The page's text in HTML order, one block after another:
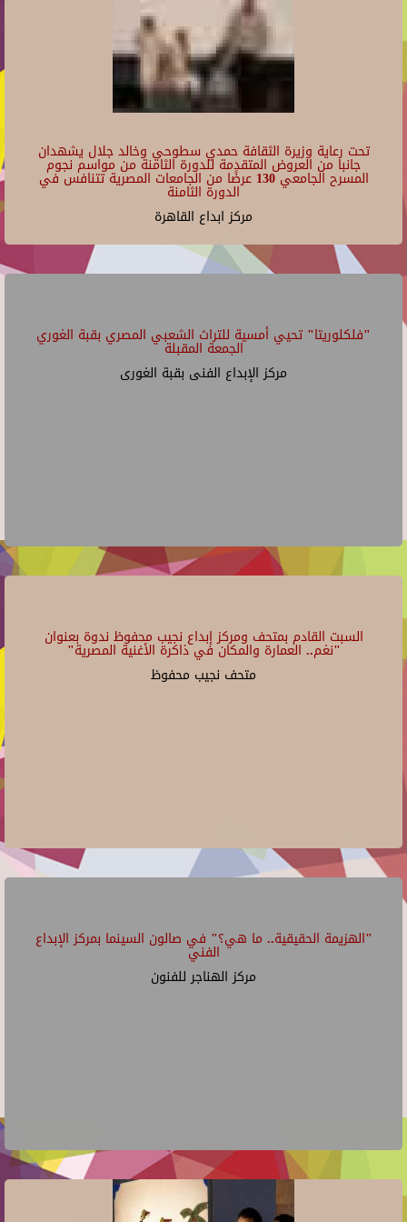
تحت رعاية وزيرة الثقافة حمدي سطوحي وخالد جلال يشهدان
جانبا من العروض المتقدمة للدورة الثامنة من مواسم نجوم
المسرح الجامعي 130 عرضًا من الجامعات المصرية تتنافس في
الدورة الثامنة
مركز ابداع القاهرة
"فلكلوريتا" تحيي أمسية للتراث الشعبي المصري بقبة الغوري
الجمعة المقبلة
مركز الإبداع الفنى بقبة الغورى
السبت القادم بمتحف ومركز إبداع نجيب محفوظ ندوة بعنوان
"نغم.. العمارة والمكان في ذاكرة الأغنية المصرية"
متحف نجيب محفوظ
"الهزيمة الحقيقية.. ما هي؟" في صالون السينما بمركز الإبداع
الفني
مركز الهناجر للفنون